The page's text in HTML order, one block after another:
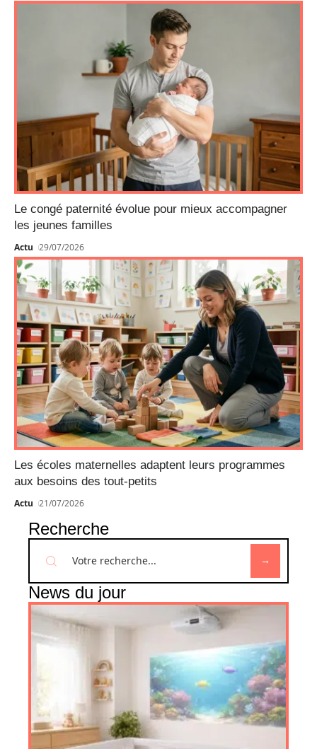
Le congé paternité évolue pour mieux accompagner
les jeunes familles
Actu 29/07/2026
Les écoles maternelles adaptent leurs programmes
aux besoins des tout-petits
Actu 21/07/2026
Recherche
News du jour